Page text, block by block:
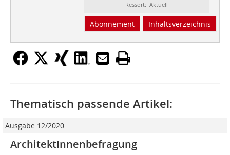
Ressort: Aktuell
Abonnement Inhaltsverzeichnis
Thematisch passende Artikel:
Ausgabe 12/2020
ArchitektInnenbefragung